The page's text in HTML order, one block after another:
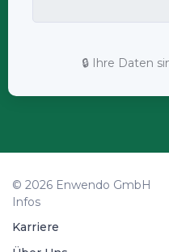
🔒 Ihre Daten
© 2026 Enwendo GmbH
Infos
Karriere